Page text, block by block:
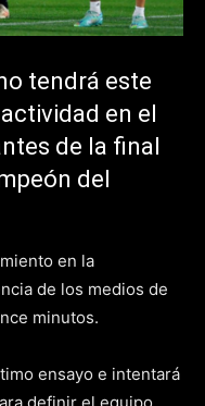
tendrá este
en el
de la final
del
en la
de los medios de
minutos.
ensayo e intentará
definir el equipo